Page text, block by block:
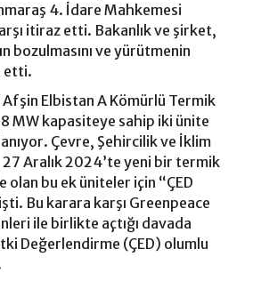
4. İdare Mahkemesi
itiraz etti. Bakanlık ve şirket,
bozulmasını ve yürütmenin
etti.
Elbistan A Kömürlü Termik
MW kapasiteye sahip iki ünite
Çevre, Şehircilik ve İklim
27 Aralık 2024’te yeni bir termik
bu ek üniteler için “ÇED
Bu karara karşı Greenpeace
ile birlikte açtığı davada
Değerlendirme (ÇED) olumlu